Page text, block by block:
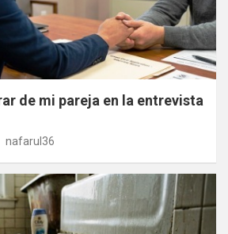
de mi pareja en la entrevista
nafarul36